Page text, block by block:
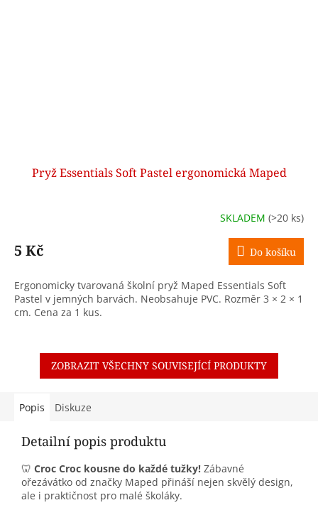
Pryž Essentials Soft Pastel ergonomická Maped
SKLADEM (>20 ks)
5 Kč Do košíku
Ergonomicky tvarovaná školní pryž Maped Essentials Soft
Pastel v jemných barvách. Neobsahuje PVC. Rozměr 3 × 2 × 1
cm. Cena za 1 kus.
ZOBRAZIT VŠECHNY SOUVISEJÍCÍ PRODUKTY
Popis Diskuze
Detailní popis produktu
🦷 Croc Croc kousne do každé tužky! Zábavné
ořezávátko od značky Maped přináší nejen skvělý design,
ale i praktičnost pro malé školáky.